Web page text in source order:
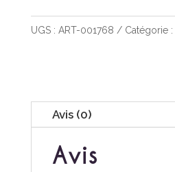
UGS : ART-001768 Catégorie :
Avis (0)
Avis